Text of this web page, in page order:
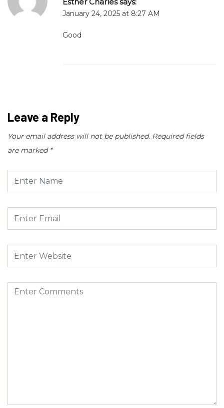
January 24, 2025 at 8:27 AM
Good
Leave a Reply
Your email address will not be published. Required fields
are marked *